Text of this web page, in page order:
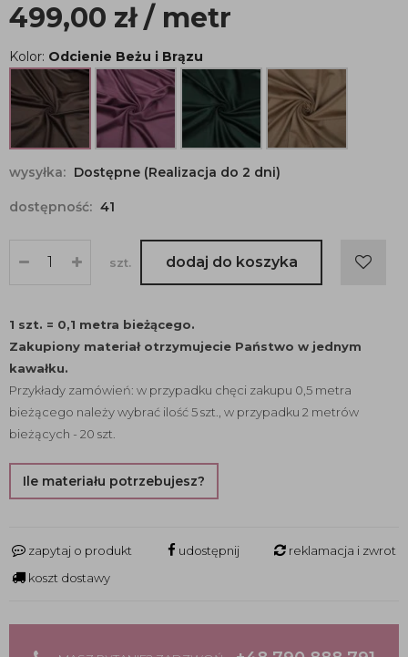
499,00 zł/ metr
Kolor: Odcienie Beżu i Brązu
wysyłka: Dostępne (Realizacja do 2 dni)
dostępność: 41
szt. dodaj do koszyka
1 szt. = 0,1 metra bieżącego.
Zakupiony materiał otrzymujecie Państwo w jednym
kawałku.
Przykłady zamówień: w przypadku chęci zakupu 0,5 metra
bieżącego należy wybrać ilość 5 szt., w przypadku 2 metrów
bieżących - 20 szt.
Ile materiału potrzebujesz?
zapytaj o produkt udostępnij
reklamacja i zwrot
koszt dostawy